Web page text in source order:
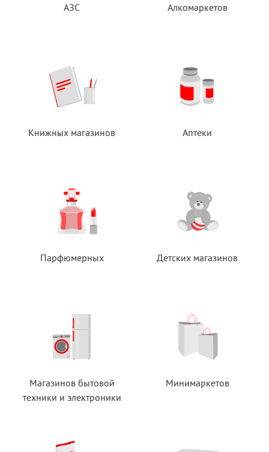
АЗС Алкомаркетов
Книжных магазинов Аптеки
Парфюмерных Детских магазинов
Магазинов бытовой
техники и электроники
Минимаркетов